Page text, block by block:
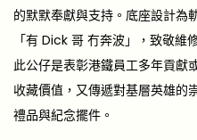
的默默奉獻與支持。底座設計為
「有 Dick 哥 冇奔波」，致敬維
此公仔是表彰港鐵員工多年貢獻
收藏價值，又傳遞對基層英雄的
禮品與紀念擺件。